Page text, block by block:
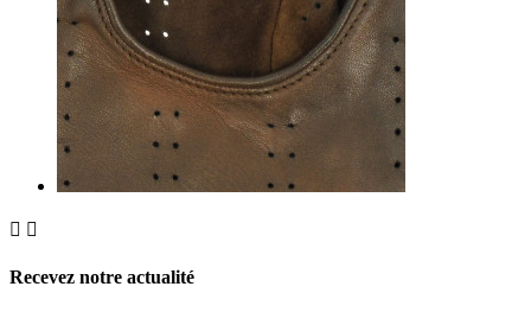
 
Recevez notre actualité